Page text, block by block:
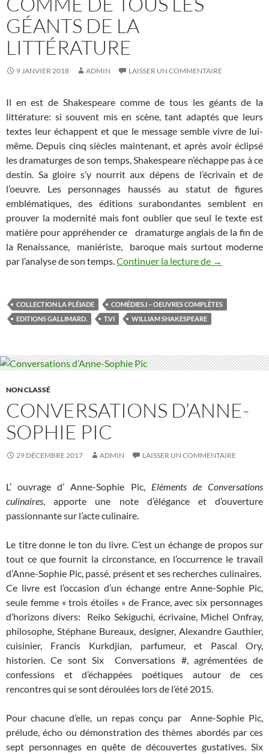
GÉANTS DE LA
LITTÉRATURE
9 JANVIER 2018 ADMIN LAISSER UN COMMENTAIRE
Il en est de Shakespeare comme de tous les géants de la
littérature: si souvent mis en scène, tant adaptés que leurs
textes leur échappent et que le message semble vivre de lui-
même. Depuis cinq siècles maintenant, et après avoir éclipsé
les dramaturges de son temps, Shakespeare n’échappe pas à ce
destin. Sa gloire s’y nourrit aux dépens de l’écrivain et de
l’oeuvre. Les personnages haussés au statut de figures
emblématiques, des éditions surabondantes semblent en
prouver la modernité mais font oublier que seul le texte est
matière pour appréhender ce dramaturge anglais de la fin de
la Renaissance, maniériste, baroque mais surtout moderne
par l’analyse de son temps. Continuer la lecture de Il en est de
→
COLLECTION LA PLÉIADE
COMÉDIES.I – OEUVRES COMPLÈTES
EDITIONS GALLIMARD.
T.VI WILLIAM SHAKESPEARE
NON CLASSÉ
CONVERSATIONS D’ANNE-
SOPHIE PIC
29 DÉCEMBRE 2017 ADMIN LAISSER UN COMMENTAIRE
L’ ouvrage d’ Anne-Sophie Pic, Eléments de Conversations
culinaires , apporte une note d’élégance et d’ouverture
passionnante sur l’acte culinaire.
Le titre donne le ton du livre. C’est un échange de propos sur
tout ce que fournit la circonstance, en l’occurrence le travail
d’Anne-Sophie Pic, passé, présent et ses recherches culinaires.
Ce livre est l’occasion d’un échange entre Anne-Sophie Pic,
seule femme « trois étoiles » de France, avec six personnages
d’horizons divers: Reiko Sekiguchi, écrivaine, Michel Onfray,
philosophe, Stéphane Bureaux, designer, Alexandre Gauthier,
cuisinier, Francis Kurkdjian, parfumeur, et Pascal Ory,
historien. Ce sont Six Conversations #, agrémentées de
confessions et d’échappées poétiques autour de ces
rencontres qui se sont déroulées lors de l’été 2015.
Pour chacune d’elle, un repas conçu par Anne-Sophie Pic,
prélude, écho ou démonstration des thèmes abordés par ces
sept personnages en quête de découvertes gustatives. Six